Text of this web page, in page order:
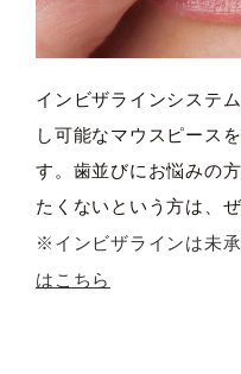
インビザラインシステ
し可能なマウスピース
す。歯並びにお悩みの
たくないという方は、
※インビザラインは未
はこちら